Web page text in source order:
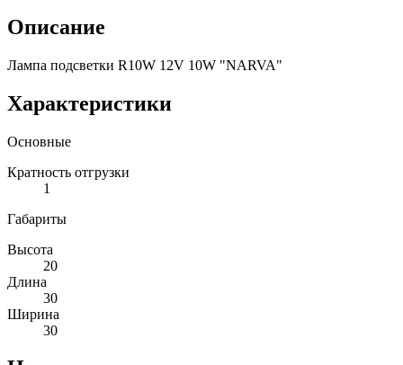
Описание
Лампа подсветки R10W 12V 10W "NARVA"
Характеристики
Основные
Кратность отгрузки
1
Габариты
Высота
20
Длина
30
Ширина
30